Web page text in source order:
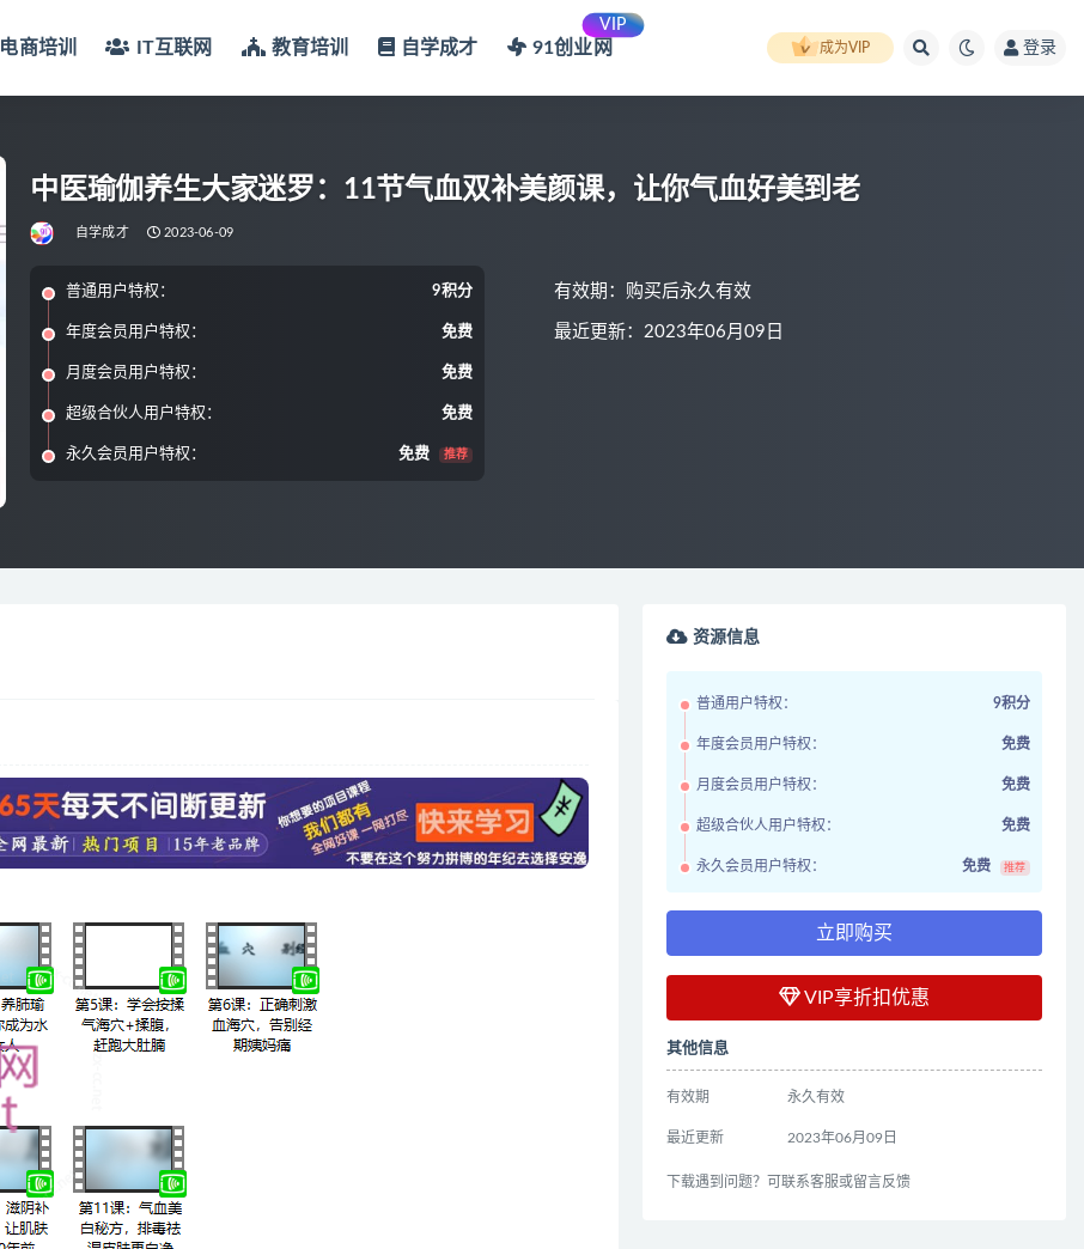
电商培训 IT互联网 教育培训 自学成才 91创业网
VIP
成为VIP 登录
中医瑜伽养生大家迷罗：11节气血双补美颜课，让你气血好美到老
自学成才 2023-06-09
普通用户特权： 9积分
年度会员用户特权： 免费
月度会员用户特权： 免费
超级合伙人用户特权： 免费
永久会员用户特权： 免费 推荐
有效期：购买后永久有效
最近更新：2023年06月09日
资源信息
普通用户特权： 9积分
年度会员用户特权： 免费
月度会员用户特权： 免费
超级合伙人用户特权： 免费
永久会员用户特权： 免费 推荐
立即购买
VIP享折扣优惠
其他信息
有效期 永久有效
最近更新 2023年06月09日
下载遇到问题？可联系客服或留言反馈